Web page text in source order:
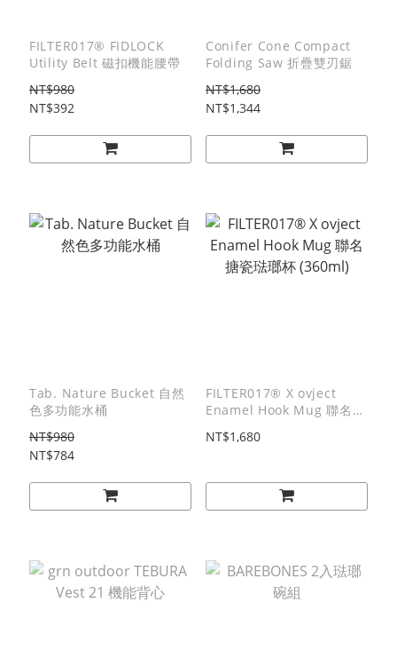
FILTER017® FIDLOCK
Utility Belt 磁扣機能腰帶
NT$980
NT$392
Conifer Cone Compact
Folding Saw 折疊雙刃鋸
NT$1,680
NT$1,344
Tab. Nature Bucket 自然
色多功能水桶
NT$980
NT$784
FILTER017® X ovject
Enamel Hook Mug 聯名搪
NT$1,680